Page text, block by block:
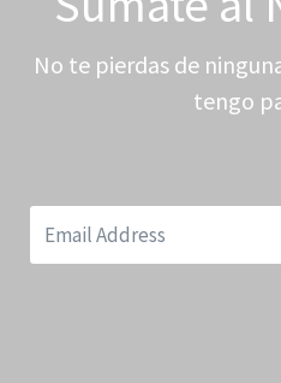
No te pierdas de
tengo